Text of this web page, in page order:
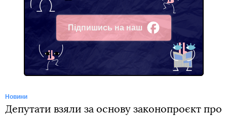
Підпишись на наш
Facebook
Новини
Депутати взяли за основу законопроєкт про